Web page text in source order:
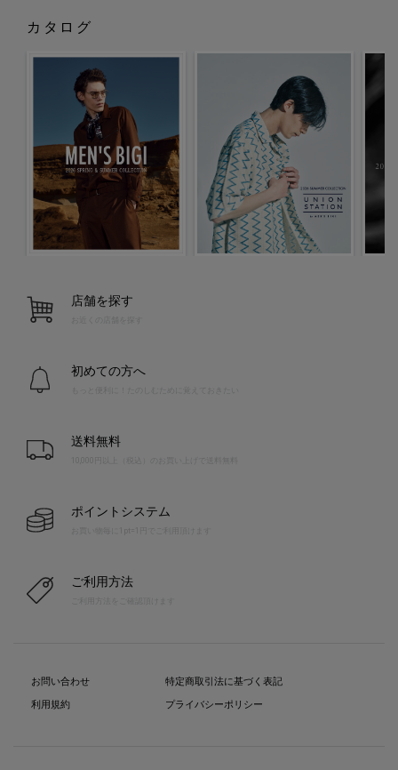
カタログ
店舗を探す
お近くの店舗を探す
初めての方へ
送料無料
10,000円以上（税込）のお買い上げで送料無料
ポイントシステム
お買い物毎に1pt=1円でご利用頂けます
ご利用方法
お問い合わせ
利用規約
特定商取引法に基づく表記
プライバシーポリシー